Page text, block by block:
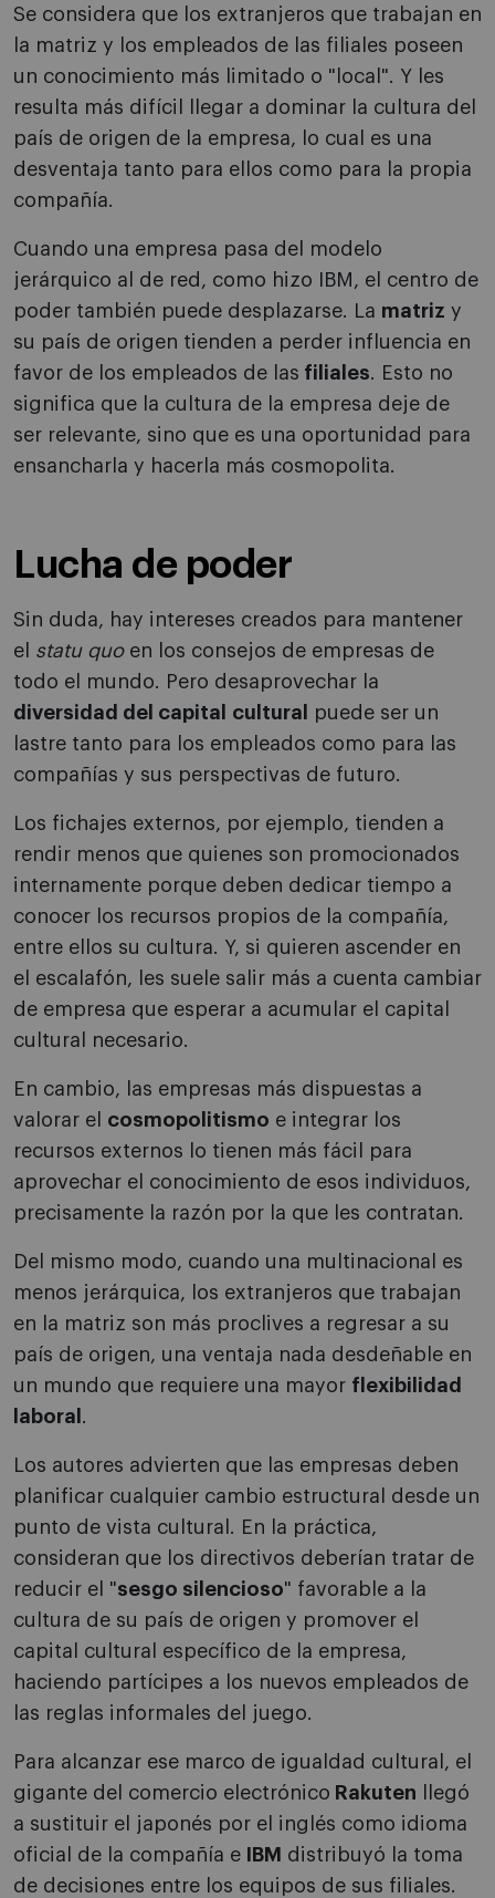
Se considera que los extranjeros que trabajan en
la matriz y los empleados de las filiales poseen
un conocimiento más limitado o "local". Y les
resulta más difícil llegar a dominar la cultura del
país de origen de la empresa, lo cual es una
desventaja tanto para ellos como para la propia
compañía.
Cuando una empresa pasa del modelo
jerárquico al de red, como hizo IBM, el centro de
poder también puede desplazarse. La matriz y
su país de origen tienden a perder influencia en
favor de los empleados de las filiales. Esto no
significa que la cultura de la empresa deje de
ser relevante, sino que es una oportunidad para
ensancharla y hacerla más cosmopolita.
Lucha de poder
Sin duda, hay intereses creados para mantener
el statu quoen los consejos de empresas de
todo el mundo. Pero desaprovechar la
diversidad del capital
cultural
puede ser un
lastre tanto para los empleados como para las
compañías y sus perspectivas de futuro.
Los fichajes externos, por ejemplo, tienden a
rendir menos que quienes son promocionados
internamente porque deben dedicar tiempo a
conocer los recursos propios de la compañía,
entre ellos su cultura. Y, si quieren ascender en
el escalafón, les suele salir más a cuenta cambiar
de empresa que esperar a acumular el capital
cultural necesario.
En cambio, las empresas más dispuestas a
valorar el cosmopolitismo e integrar los
recursos externos lo tienen más fácil para
aprovechar el conocimiento de esos individuos,
precisamente la razón por la que les contratan.
Del mismo modo, cuando una multinacional es
menos jerárquica, los extranjeros que trabajan
en la matriz son más proclives a regresar a su
país de origen, una ventaja nada desdeñable en
un mundo que requiere una mayor flexibilidad
laboral .
Los autores advierten que las empresas deben
planificar cualquier cambio estructural desde un
punto de vista cultural. En la práctica,
consideran que los directivos deberían tratar de
reducir el "sesgo silencioso" favorable a la
cultura de su país de origen y promover el
capital cultural específico de la empresa,
haciendo partícipes a los nuevos empleados de
las reglas informales del juego.
Para alcanzar ese marco de igualdad cultural, el
gigante del comercio electrónico Rakuten llegó
a sustituir el japonés por el inglés como idioma
oficial de la compañía e
IBM distribuyó la toma
de decisiones entre los equipos de sus filiales.